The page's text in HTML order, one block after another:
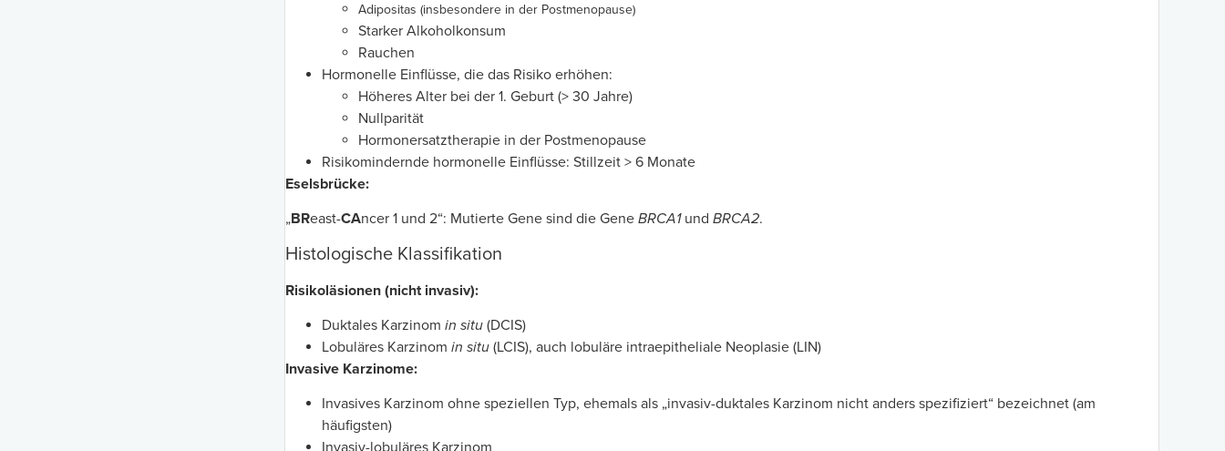
Adipositas (insbesondere in der Postmenopause)
Starker Alkoholkonsum
Rauchen
Hormonelle Einflüsse, die das Risiko erhöhen:
Höheres Alter bei der 1. Geburt (> 30 Jahre)
Nullparität
Hormonersatztherapie in der Postmenopause
Risikomindernde hormonelle Einflüsse: Stillzeit > 6 Monate
Eselsbrücke:
„BReast-CAncer 1 und 2“: Mutierte Gene sind die Gene BRCA1und BRCA2.
Histologische Klassifikation
Risikoläsionen (nicht invasiv):
Duktales Karzinom in situ (DCIS)
Lobuläres Karzinom in situ (LCIS), auch lobuläre intraepitheliale Neoplasie (LIN)
Invasive Karzinome:
Invasives Karzinom ohne speziellen Typ, ehemals als „invasiv-duktales Karzinom nicht anders spezifiziert“ bezeichnet (am
häufigsten)